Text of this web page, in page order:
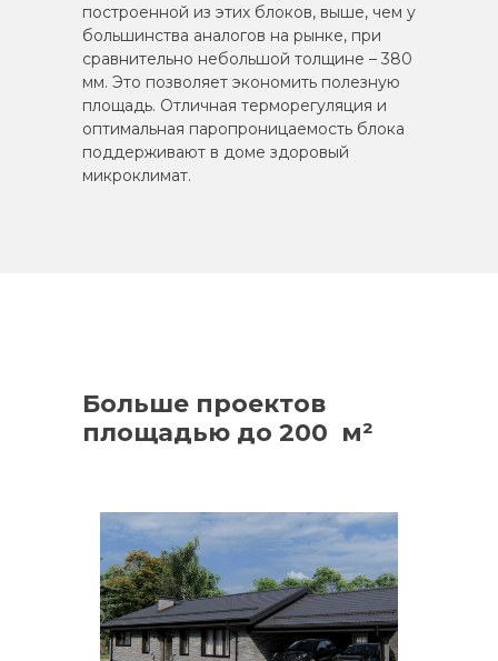
построенной из этих блоков, выше, чем у
большинства аналогов на рынке, при
сравнительно небольшой толщине – 380
мм. Это позволяет экономить полезную
площадь. Отличная терморегуляция и
оптимальная паропроницаемость блока
поддерживают в доме здоровый
микроклимат.
Больше проектов
площадью до 200 м²